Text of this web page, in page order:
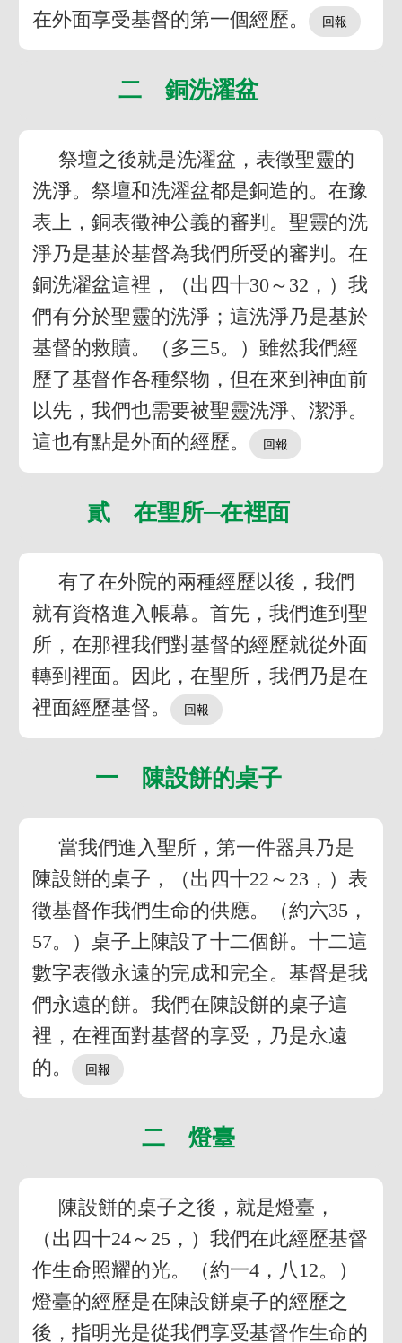
在外面享受基督的第一個經歷。
二 銅洗濯盆
祭壇之後就是洗濯盆，表徵聖靈的
洗淨。祭壇和洗濯盆都是銅造的。在豫
表上，銅表徵神公義的審判。聖靈的洗
淨乃是基於基督為我們所受的審判。在
銅洗濯盆這裡，（出四十30～32，）我
們有分於聖靈的洗淨；這洗淨乃是基於
基督的救贖。（多三5。）雖然我們經
歷了基督作各種祭物，但在來到神面前
以先，我們也需要被聖靈洗淨、潔淨。
這也有點是外面的經歷。
貳 在聖所─在裡面
有了在外院的兩種經歷以後，我們
就有資格進入帳幕。首先，我們進到聖
所，在那裡我們對基督的經歷就從外面
轉到裡面。因此，在聖所，我們乃是在
裡面經歷基督。
一 陳設餅的桌子
當我們進入聖所，第一件器具乃是
陳設餅的桌子，（出四十22～23，）表
徵基督作我們生命的供應。（約六35，
57。）桌子上陳設了十二個餅。十二這
數字表徵永遠的完成和完全。基督是我
們永遠的餅。我們在陳設餅的桌子這
裡，在裡面對基督的享受，乃是永遠
的。
二 燈臺
陳設餅的桌子之後，就是燈臺，
（出四十24～25，）我們在此經歷基督
作生命照耀的光。（約一4，八12。）
燈臺的經歷是在陳設餅桌子的經歷之
後，指明光是從我們享受基督作生命的